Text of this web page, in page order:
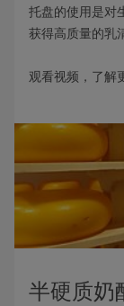
托盘的使用是对
获得高质量的乳
观看视频，了解
半硬质奶